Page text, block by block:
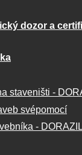
dozor a
staveništi -
svépomocí
-